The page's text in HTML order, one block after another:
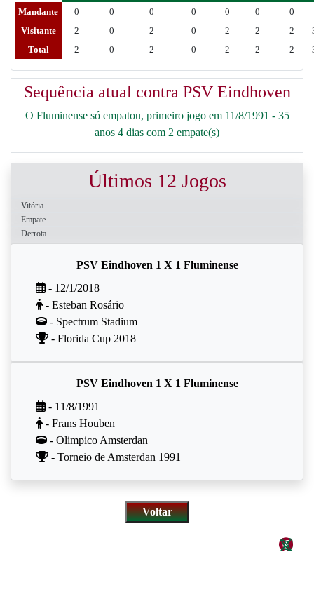
Mandante 0 0 0 0 0 0
0
Visitante
2 0 2 0 2 2 2
Total
2 0 2 0 2 2 2
Sequência atual contra PSV Eindhoven
O Fluminense só empatou, primeiro jogo em 11/8/1991 - 35
anos 4 dias com 2 empate(s)
Últimos 12 Jogos
Vitória
Empate
Derrota
PSV Eindhoven 1 X 1 Fluminense
- 12/1/2018
- Esteban Rosário
- Spectrum Stadium
- Florida Cup 2018
PSV Eindhoven 1 X 1 Fluminense
- 11/8/1991
- Frans Houben
- Olimpico Amsterdan
- Torneio de Amsterdan 1991